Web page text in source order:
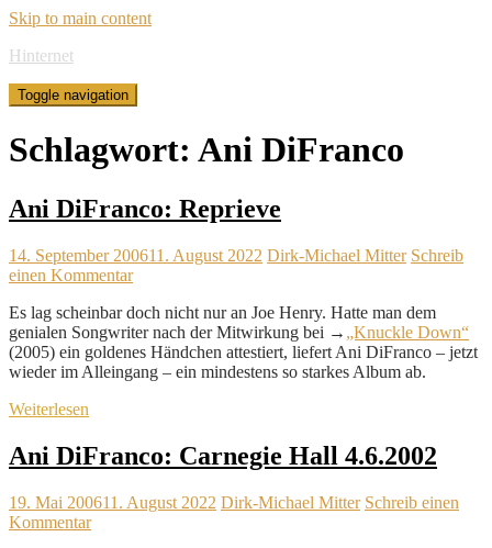
Skip to main content
Hinternet
Toggle navigation
Schlagwort: Ani DiFranco
Ani DiFranco: Reprieve
14. September 200611. August 2022 Dirk-Michael Mitter Schreib
einen Kommentar
Es lag scheinbar doch nicht nur an Joe Henry. Hatte man dem
genialen Songwriter nach der Mitwirkung bei → „Knuckle Down“
(2005) ein goldenes Händchen attestiert, liefert Ani DiFranco – jetzt
wieder im Alleingang – ein mindestens so starkes Album ab.
Weiterlesen
Ani DiFranco: Carnegie Hall 4.6.2002
19. Mai 200611. August 2022 Dirk-Michael Mitter Schreib einen
Kommentar